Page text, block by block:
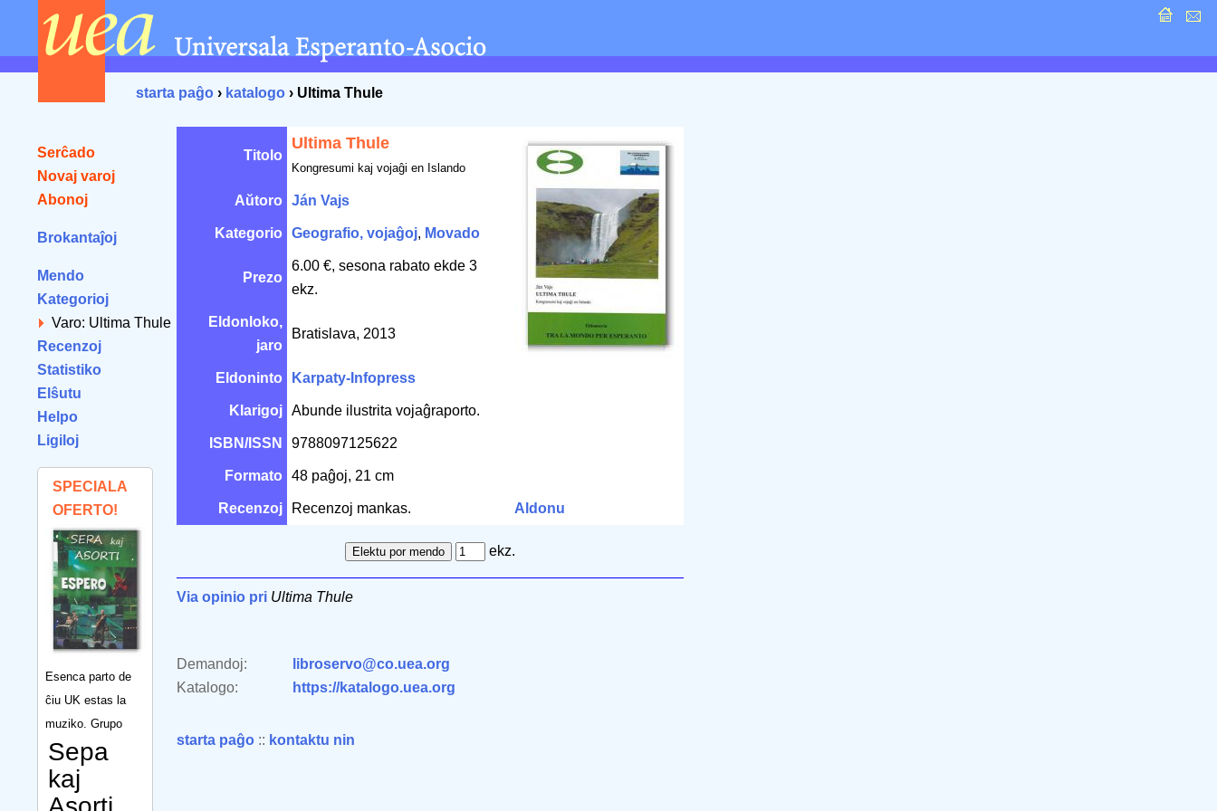
starta paĝo › katalogo › Ultima Thule
Serĉado
Novaj varoj
Abonoj
Brokantaĵoj
Mendo
Kategorioj
Varo: Ultima Thule
Recenzoj
Statistiko
Elŝutu
Helpo
Ligiloj
SPECIALA
OFERTO!
Esenca parto de
ĉiu UK estas la
muziko. Grupo
Sepa
kaj
Titolo
Ultima Thule
Kongresumi kaj vojaĝi en Islando
Aŭtoro Ján Vajs
Kategorio Geografio, vojaĝoj, Movado
Prezo
6.00 €, sesona rabato ekde 3
ekz.
Eldonloko,
jaro
Bratislava, 2013
Eldoninto Karpaty-Infopress
Klarigoj Abunde ilustrita vojaĝraporto.
ISBN/ISSN 9788097125622
Formato 48 paĝoj, 21 cm
Recenzoj Recenzoj mankas. Aldonu
ekz.
Via opinio pri Ultima Thule
Demandoj:
libroservo@co.uea.org
Katalogo:
https://katalogo.uea.org
starta paĝo :: kontaktu nin